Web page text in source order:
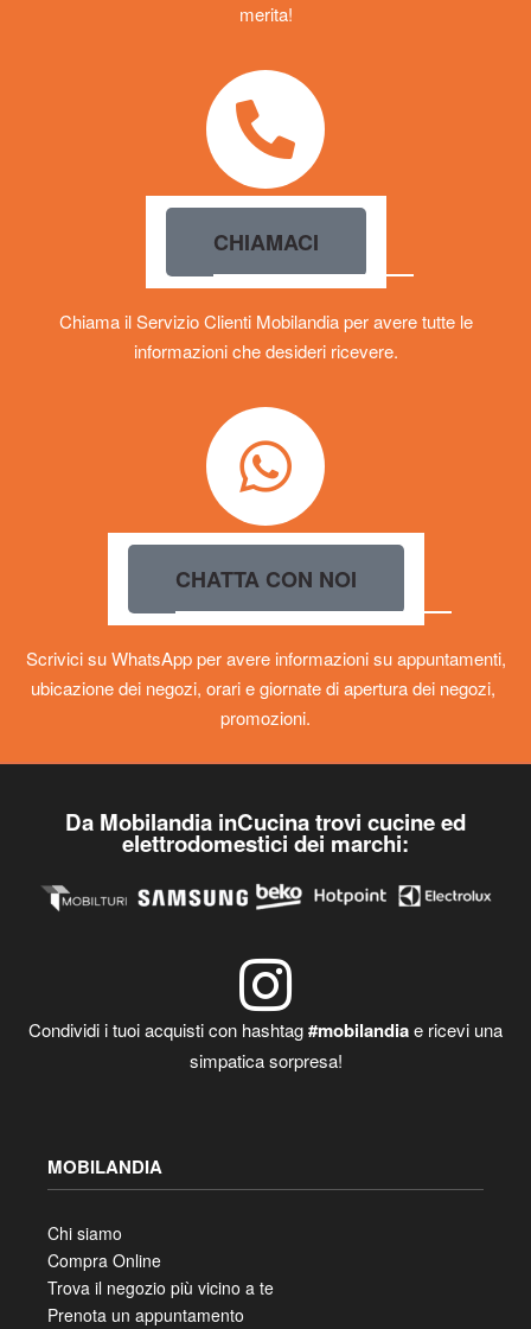
merita!
CHIAMACI
Chiama il Servizio Clienti Mobilandia per avere tutte le
informazioni che desideri ricevere.
CHATTA CON NOI
Scrivici su WhatsApp per avere informazioni su appuntamenti,
ubicazione dei negozi, orari e giornate di apertura dei negozi,
promozioni.
Da Mobilandia inCucina trovi cucine ed
elettrodomestici dei marchi:
Condividi i tuoi acquisti con hashtag#mobilandiae ricevi una
simpatica sorpresa!
MOBILANDIA
Chi siamo
Compra Online
Trova il negozio più vicino a te
Prenota un appuntamento